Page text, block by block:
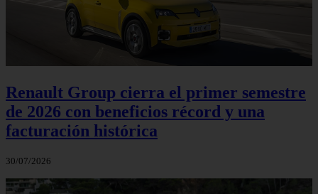
Renault Group cierra el primer semestre
de 2026 con beneficios récord y una
facturación histórica
30/07/2026